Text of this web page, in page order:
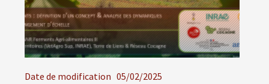
Date de modification 05/02/2025